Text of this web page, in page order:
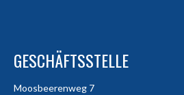
GESCHÄFTSSTELLE
Moosbeerenweg 7